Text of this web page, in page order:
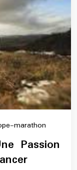
marathon
europe-
Passion